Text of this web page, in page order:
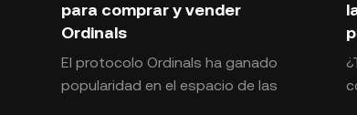
para comprar y vender
Ordinals
El protocolo Ordinals ha ganado
popularidad en el espacio de las